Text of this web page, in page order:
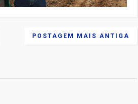
POSTAGEM MAIS ANTIGA